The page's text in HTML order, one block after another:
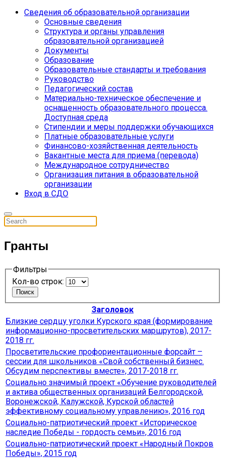
Сведения об образовательной организации
Основные сведения
Структура и органы управления
образовательной организацией
Документы
Образование
Образовательные стандарты и требования
Руководство
Педагогический состав
Материально-техническое обеспечение и
оснащенность образовательного процесса.
Доступная среда
Cтипендии и меры поддержки обучающихся
Платные образовательные услуги
Финансово-хозяйственная деятельность
Вакантные места для приема (перевода)
Международное сотрудничество
Организация питания в образовательной
организации
Вход в СДО
Гранты
Фильтры
Кол-во строк:
Поиск
Заголовок
Близкие сердцу уголки Курского края (формирование
информационно-просветительских маршрутов), 2017-
2018 гг.
Просветительские профориентационные форсайт –
сессии для школьников «Свой собственный бизнес.
Обсудим перспективы вместе», 2017-2018 гг.
Социально значимый проект «Обучение руководителей
и актива общественных организаций Белгородской,
Воронежской, Калужской, Курской областей
эффективному социальному управлению», 2016 год
Социально-патриотический проект «Историческое
наследие Победы - гордость семьи», 2016 год
Социально-патриотический проект «Народный Покров
Победы», 2015 год